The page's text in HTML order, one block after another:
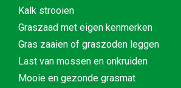
Kalk strooien
Graszaad met eigen kenmerken
Gras zaaien of graszoden leggen
Last van mossen en onkruiden
Mooie en gezonde grasmat